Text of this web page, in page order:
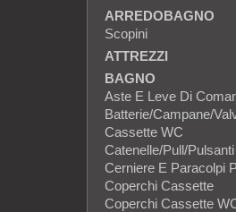
ARREDOBAGNO
Scopini
ATTREZZI
BAGNO
Aste E Leve Di
Batterie/Campane/
Cassette WC
Catenelle/Pull/
Cerniere E Paracolpi
Coperchi Cassette
Coperchi Cassette